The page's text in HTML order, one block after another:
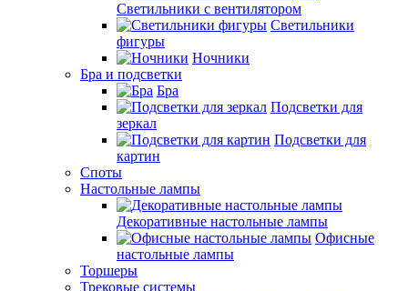
Светильники с вентилятором
Светильники
фигуры
Ночники
Бра и подсветки
Бра
Подсветки для
зеркал
Подсветки для
картин
Споты
Настольные лампы
Декоративные настольные лампы
Офисные
настольные лампы
Торшеры
Трековые системы